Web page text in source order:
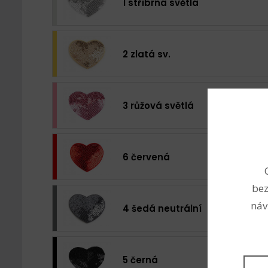
2 zlatá sv.
3 růžová světlá
6 červená
4 šedá neutrální
5 černá